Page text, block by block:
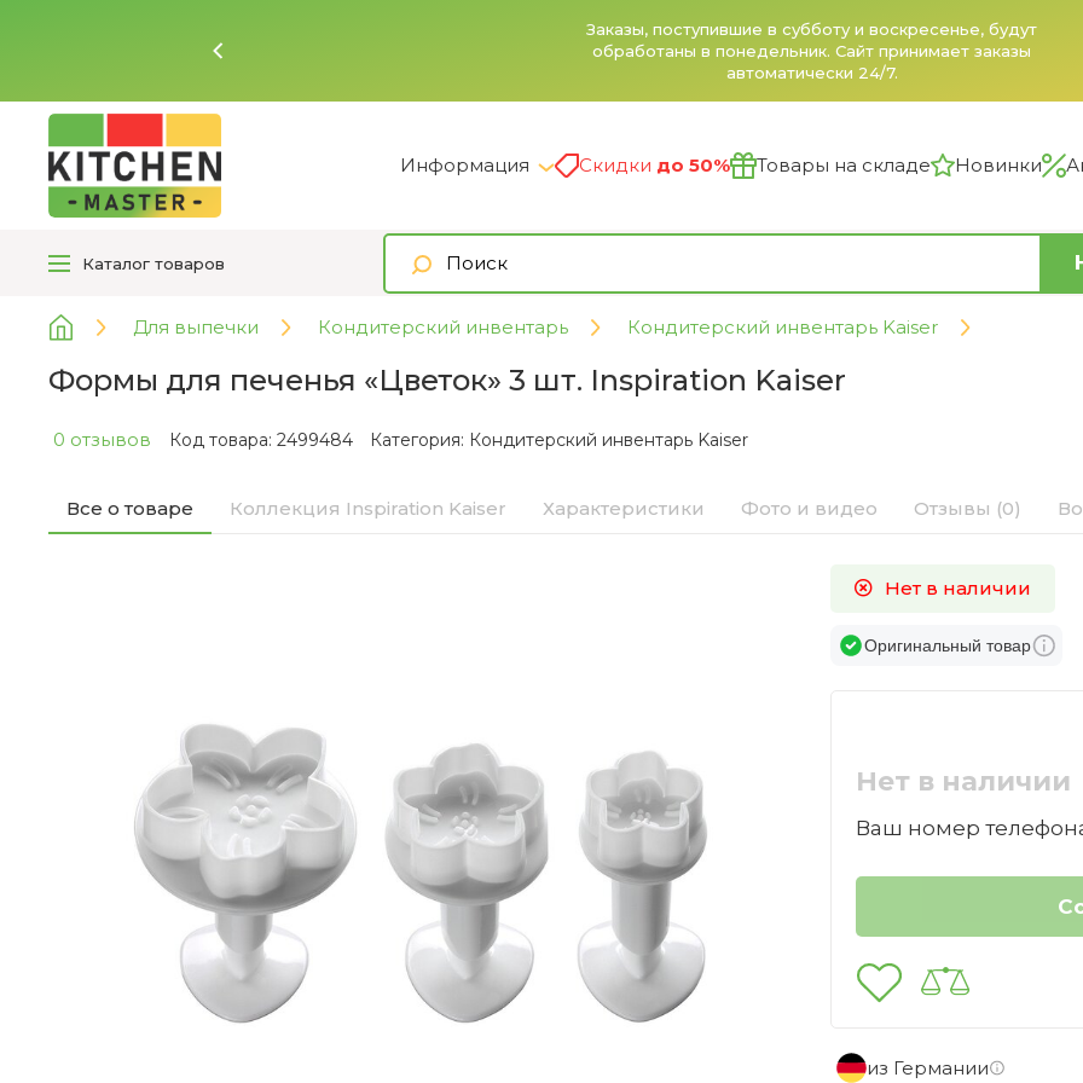
Заказы, поступившие в субботу и воскресенье, будут
обработаны в понедельник. Сайт принимает заказы
автоматически 24/7.
Информация Скидки до 50% Товары на складе Новинки
Каталог товаров
Для выпечки Кондитерский инвентарь Кондитерский инвентарь Kaiser
Формы для печенья «Цветок» 3 шт. Inspiration Kaiser
0 отзывов Код товара: 2499484 Категория: Кондитерский инвентарь Kaiser
Все о товаре Коллекция Inspiration Kaiser Характеристики Фото и видео Отзывы (0)
Нет в наличии
Оригинальный товар
Нет в наличии
Ваш номер
из Германии